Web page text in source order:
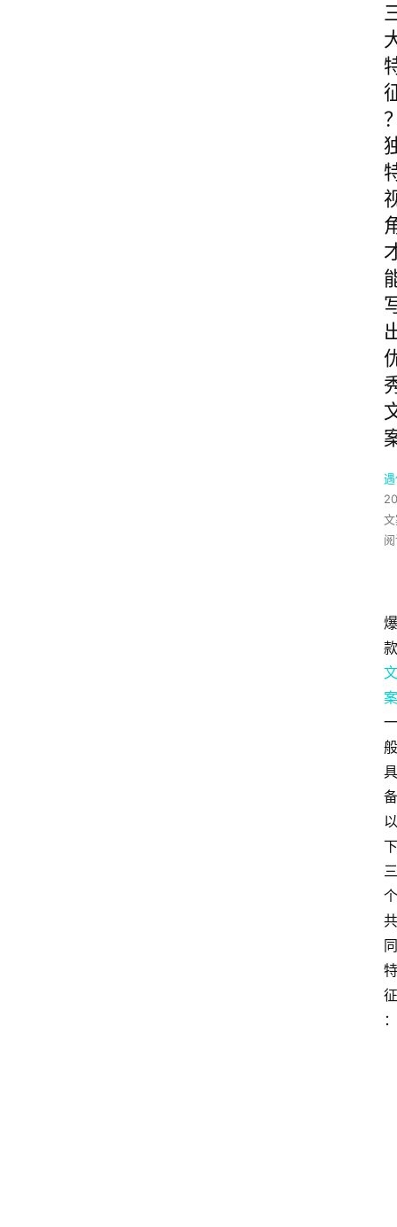
爆
款
文
案
一
般
具
备
以
下
三
个
共
同
特
征
：